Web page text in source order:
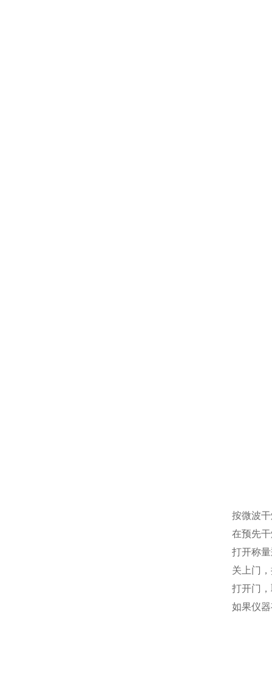
按微波
在预先
打开称
关上门
打开门
如果仪